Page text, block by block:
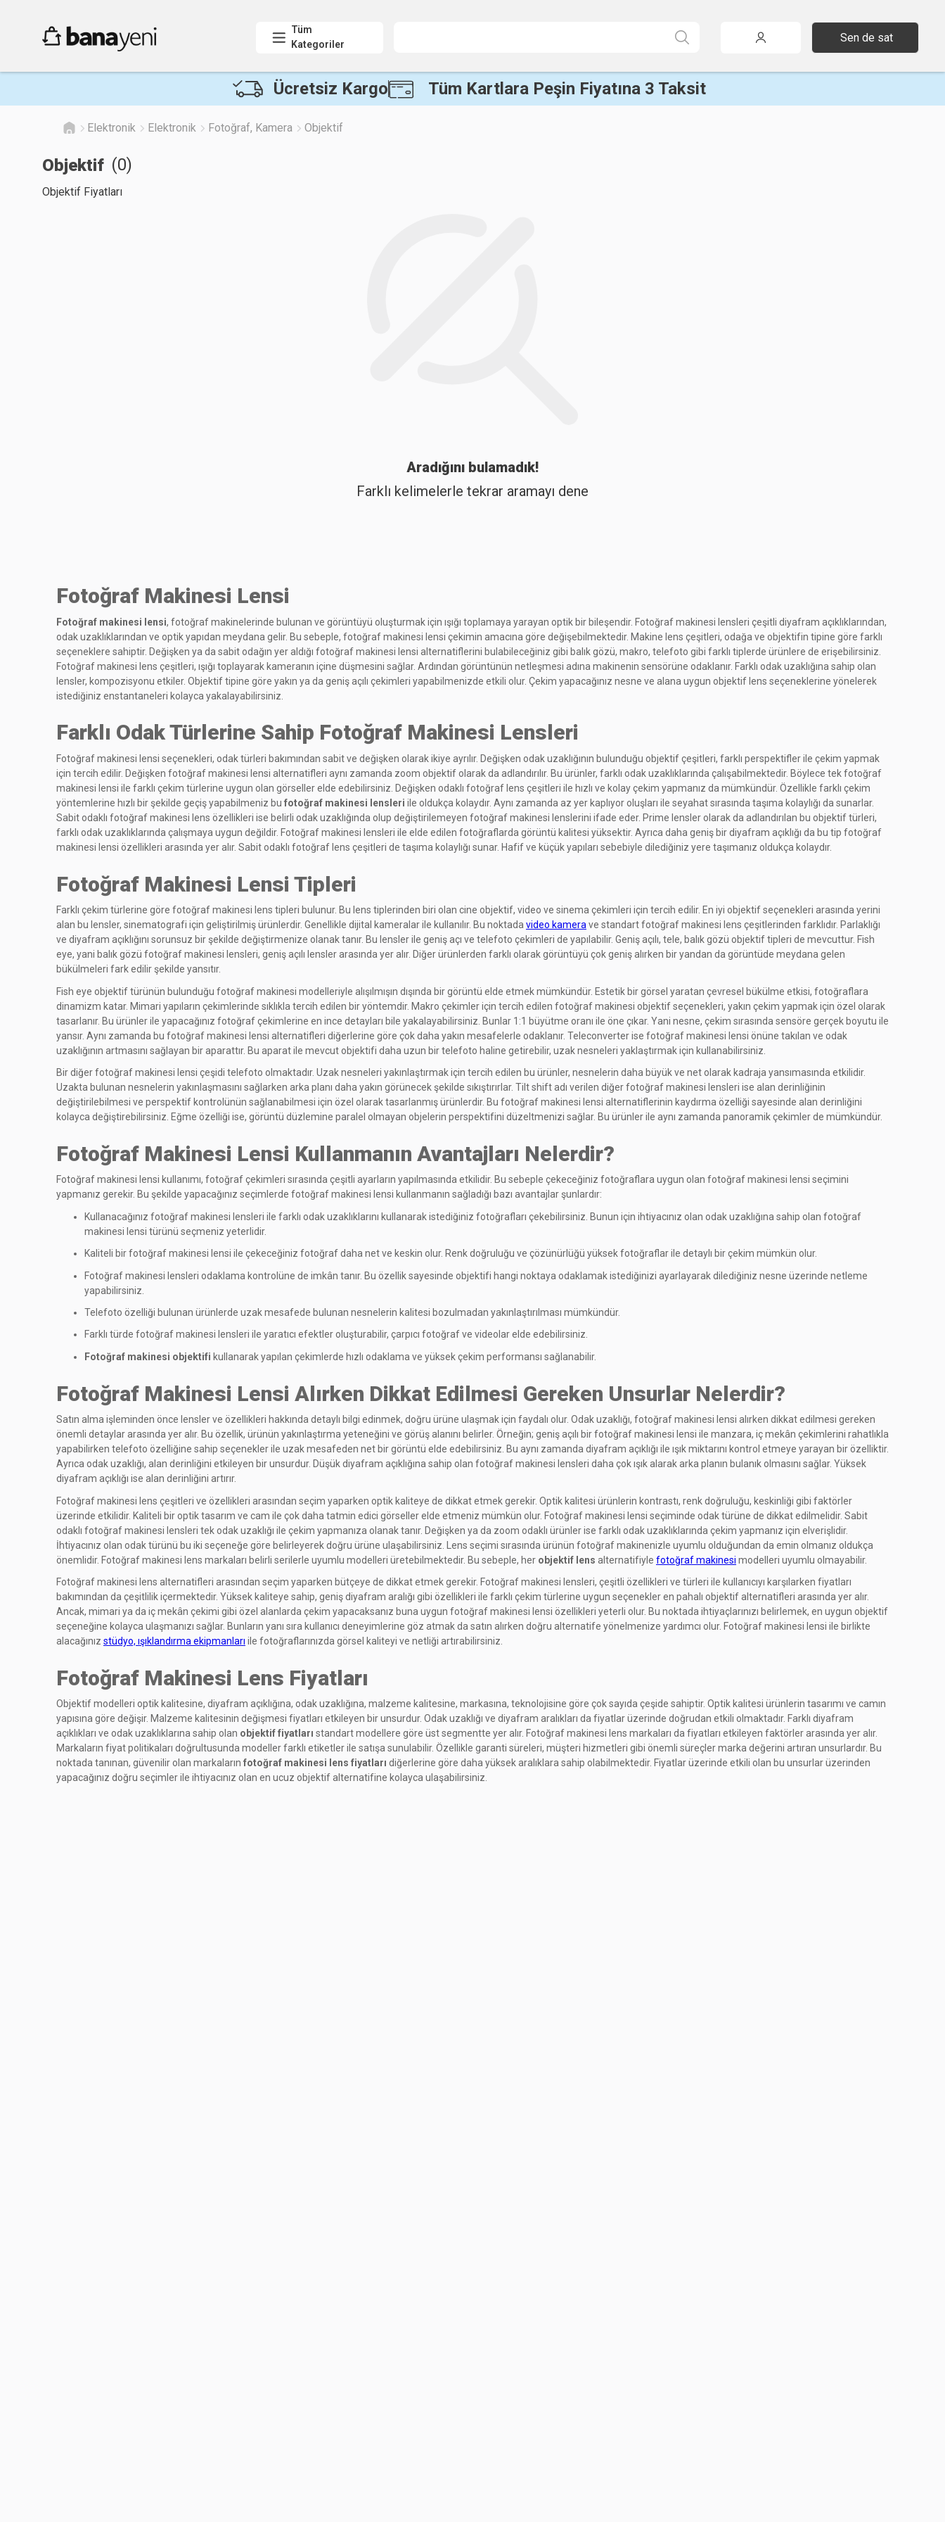
Tüm
Kategoriler
Sen de sat
Ücretsiz Kargo Tüm Kartlara Peşin Fiyatına 3 Taksit
Elektronik Elektronik Fotoğraf, Kamera Objektif
Objektif (0)
Objektif Fiyatları
Aradığını bulamadık!
Farklı kelimelerle tekrar aramayı dene
Fotoğraf Makinesi Lensi
Fotoğraf makinesi lensi, fotoğraf makinelerinde bulunan ve görüntüyü oluşturmak için ışığı toplamaya yarayan optik bir bileşendir. Fotoğraf makinesi lensleri çeşitli diyafram açıklıklarından,
odak uzaklıklarından ve optik yapıdan meydana gelir. Bu sebeple, fotoğraf makinesi lensi çekimin amacına göre değişebilmektedir. Makine lens çeşitleri, odağa ve objektifin tipine göre farklı
seçeneklere sahiptir. Değişken ya da sabit odağın yer aldığı fotoğraf makinesi lensi alternatiflerini bulabileceğiniz gibi balık gözü, makro, telefoto gibi farklı tiplerde ürünlere de erişebilirsiniz.
Fotoğraf makinesi lens çeşitleri, ışığı toplayarak kameranın içine düşmesini sağlar. Ardından görüntünün netleşmesi adına makinenin sensörüne odaklanır. Farklı odak uzaklığına sahip olan
lensler, kompozisyonu etkiler. Objektif tipine göre yakın ya da geniş açılı çekimleri yapabilmenizde etkili olur. Çekim yapacağınız nesne ve alana uygun objektif lens seçeneklerine yönelerek
istediğiniz enstantaneleri kolayca yakalayabilirsiniz.
Farklı Odak Türlerine Sahip Fotoğraf Makinesi Lensleri
Fotoğraf makinesi lensi seçenekleri, odak türleri bakımından sabit ve değişken olarak ikiye ayrılır. Değişken odak uzaklığının bulunduğu objektif çeşitleri, farklı perspektifler ile çekim yapmak
için tercih edilir. Değişken fotoğraf makinesi lensi alternatifleri aynı zamanda zoom objektif olarak da adlandırılır. Bu ürünler, farklı odak uzaklıklarında çalışabilmektedir. Böylece tek fotoğraf
makinesi lensi ile farklı çekim türlerine uygun olan görseller elde edebilirsiniz. Değişken odaklı fotoğraf lens çeşitleri ile hızlı ve kolay çekim yapmanız da mümkündür. Özellikle farklı çekim
yöntemlerine hızlı bir şekilde geçiş yapabilmeniz bu fotoğraf makinesi lensleri ile oldukça kolaydır. Aynı zamanda az yer kaplıyor oluşları ile seyahat sırasında taşıma kolaylığı da sunarlar.
Sabit odaklı fotoğraf makinesi lens özellikleri ise belirli odak uzaklığında olup değiştirilemeyen fotoğraf makinesi lenslerini ifade eder. Prime lensler olarak da adlandırılan bu objektif türleri,
farklı odak uzaklıklarında çalışmaya uygun değildir. Fotoğraf makinesi lensleri ile elde edilen fotoğraflarda görüntü kalitesi yüksektir. Ayrıca daha geniş bir diyafram açıklığı da bu tip fotoğraf
makinesi lensi özellikleri arasında yer alır. Sabit odaklı fotoğraf lens çeşitleri de taşıma kolaylığı sunar. Hafif ve küçük yapıları sebebiyle dilediğiniz yere taşımanız oldukça kolaydır.
Fotoğraf Makinesi Lensi Tipleri
Farklı çekim türlerine göre fotoğraf makinesi lens tipleri bulunur. Bu lens tiplerinden biri olan cine objektif, video ve sinema çekimleri için tercih edilir. En iyi objektif seçenekleri arasında yerini
alan bu lensler, sinematografi için geliştirilmiş ürünlerdir. Genellikle dijital kameralar ile kullanılır. Bu noktadavideo kamerave standart fotoğraf makinesi lens çeşitlerinden farklıdır. Parlaklığı
ve diyafram açıklığını sorunsuz bir şekilde değiştirmenize olanak tanır. Bu lensler ile geniş açı ve telefoto çekimleri de yapılabilir. Geniş açılı, tele, balık gözü objektif tipleri de mevcuttur. Fish
eye, yani balık gözü fotoğraf makinesi lensleri, geniş açılı lensler arasında yer alır. Diğer ürünlerden farklı olarak görüntüyü çok geniş alırken bir yandan da görüntüde meydana gelen
bükülmeleri fark edilir şekilde yansıtır.
Fish eye objektif türünün bulunduğu fotoğraf makinesi modelleriyle alışılmışın dışında bir görüntü elde etmek mümkündür. Estetik bir görsel yaratan çevresel bükülme etkisi, fotoğraflara
dinamizm katar. Mimari yapıların çekimlerinde sıklıkla tercih edilen bir yöntemdir. Makro çekimler için tercih edilen fotoğraf makinesi objektif seçenekleri, yakın çekim yapmak için özel olarak
tasarlanır. Bu ürünler ile yapacağınız fotoğraf çekimlerine en ince detayları bile yakalayabilirsiniz. Bunlar 1:1 büyütme oranı ile öne çıkar. Yani nesne, çekim sırasında sensöre gerçek boyutu ile
yansır. Aynı zamanda bu fotoğraf makinesi lensi alternatifleri diğerlerine göre çok daha yakın mesafelerle odaklanır. Teleconverter ise fotoğraf makinesi lensi önüne takılan ve odak
uzaklığının artmasını sağlayan bir aparattır. Bu aparat ile mevcut objektifi daha uzun bir telefoto haline getirebilir, uzak nesneleri yaklaştırmak için kullanabilirsiniz.
Bir diğer fotoğraf makinesi lensi çeşidi telefoto olmaktadır. Uzak nesneleri yakınlaştırmak için tercih edilen bu ürünler, nesnelerin daha büyük ve net olarak kadraja yansımasında etkilidir.
Uzakta bulunan nesnelerin yakınlaşmasını sağlarken arka planı daha yakın görünecek şekilde sıkıştırırlar. Tilt shift adı verilen diğer fotoğraf makinesi lensleri ise alan derinliğinin
değiştirilebilmesi ve perspektif kontrolünün sağlanabilmesi için özel olarak tasarlanmış ürünlerdir. Bu fotoğraf makinesi lensi alternatiflerinin kaydırma özelliği sayesinde alan derinliğini
kolayca değiştirebilirsiniz. Eğme özelliği ise, görüntü düzlemine paralel olmayan objelerin perspektifini düzeltmenizi sağlar. Bu ürünler ile aynı zamanda panoramik çekimler de mümkündür.
Fotoğraf Makinesi Lensi Kullanmanın Avantajları Nelerdir?
Fotoğraf makinesi lensi kullanımı, fotoğraf çekimleri sırasında çeşitli ayarların yapılmasında etkilidir. Bu sebeple çekeceğiniz fotoğraflara uygun olan fotoğraf makinesi lensi seçimini
yapmanız gerekir. Bu şekilde yapacağınız seçimlerde fotoğraf makinesi lensi kullanmanın sağladığı bazı avantajlar şunlardır:
Kullanacağınız fotoğraf makinesi lensleri ile farklı odak uzaklıklarını kullanarak istediğiniz fotoğrafları çekebilirsiniz. Bunun için ihtiyacınız olan odak uzaklığına sahip olan fotoğraf
makinesi lensi türünü seçmeniz yeterlidir.
Kaliteli bir fotoğraf makinesi lensi ile çekeceğiniz fotoğraf daha net ve keskin olur. Renk doğruluğu ve çözünürlüğü yüksek fotoğraflar ile detaylı bir çekim mümkün olur.
Fotoğraf makinesi lensleri odaklama kontrolüne de imkân tanır. Bu özellik sayesinde objektifi hangi noktaya odaklamak istediğinizi ayarlayarak dilediğiniz nesne üzerinde netleme
yapabilirsiniz.
Telefoto özelliği bulunan ürünlerde uzak mesafede bulunan nesnelerin kalitesi bozulmadan yakınlaştırılması mümkündür.
Farklı türde fotoğraf makinesi lensleri ile yaratıcı efektler oluşturabilir, çarpıcı fotoğraf ve videolar elde edebilirsiniz.
Fotoğraf makinesi objektifi kullanarak yapılan çekimlerde hızlı odaklama ve yüksek çekim performansı sağlanabilir.
Fotoğraf Makinesi Lensi Alırken Dikkat Edilmesi Gereken Unsurlar Nelerdir?
Satın alma işleminden önce lensler ve özellikleri hakkında detaylı bilgi edinmek, doğru ürüne ulaşmak için faydalı olur. Odak uzaklığı, fotoğraf makinesi lensi alırken dikkat edilmesi gereken
önemli detaylar arasında yer alır. Bu özellik, ürünün yakınlaştırma yeteneğini ve görüş alanını belirler. Örneğin; geniş açılı bir fotoğraf makinesi lensi ile manzara, iç mekân çekimlerini rahatlıkla
yapabilirken telefoto özelliğine sahip seçenekler ile uzak mesafeden net bir görüntü elde edebilirsiniz. Bu aynı zamanda diyafram açıklığı ile ışık miktarını kontrol etmeye yarayan bir özelliktir.
Ayrıca odak uzaklığı, alan derinliğini etkileyen bir unsurdur. Düşük diyafram açıklığına sahip olan fotoğraf makinesi lensleri daha çok ışık alarak arka planın bulanık olmasını sağlar. Yüksek
diyafram açıklığı ise alan derinliğini artırır.
Fotoğraf makinesi lens çeşitleri ve özellikleri arasından seçim yaparken optik kaliteye de dikkat etmek gerekir. Optik kalitesi ürünlerin kontrastı, renk doğruluğu, keskinliği gibi faktörler
üzerinde etkilidir. Kaliteli bir optik tasarım ve cam ile çok daha tatmin edici görseller elde etmeniz mümkün olur. Fotoğraf makinesi lensi seçiminde odak türüne de dikkat edilmelidir. Sabit
odaklı fotoğraf makinesi lensleri tek odak uzaklığı ile çekim yapmanıza olanak tanır. Değişken ya da zoom odaklı ürünler ise farklı odak uzaklıklarında çekim yapmanız için elverişlidir.
İhtiyacınız olan odak türünü bu iki seçeneğe göre belirleyerek doğru ürüne ulaşabilirsiniz. Lens seçimi sırasında ürünün fotoğraf makinenizle uyumlu olduğundan da emin olmanız oldukça
önemlidir. Fotoğraf makinesi lens markaları belirli serilerle uyumlu modelleri üretebilmektedir. Bu sebeple, her objektif lens alternatifiyle fotoğraf makinesi modelleri uyumlu olmayabilir.
Fotoğraf makinesi lens alternatifleri arasından seçim yaparken bütçeye de dikkat etmek gerekir. Fotoğraf makinesi lensleri, çeşitli özellikleri ve türleri ile kullanıcıyı karşılarken fiyatları
bakımından da çeşitlilik içermektedir. Yüksek kaliteye sahip, geniş diyafram aralığı gibi özellikleri ile farklı çekim türlerine uygun seçenekler en pahalı objektif alternatifleri arasında yer alır.
Ancak, mimari ya da iç mekân çekimi gibi özel alanlarda çekim yapacaksanız buna uygun fotoğraf makinesi lensi özellikleri yeterli olur. Bu noktada ihtiyaçlarınızı belirlemek, en uygun objektif
seçeneğine kolayca ulaşmanızı sağlar. Bunların yanı sıra kullanıcı deneyimlerine göz atmak da satın alırken doğru alternatife yönelmenize yardımcı olur. Fotoğraf makinesi lensi ile birlikte
alacağınız stüdyo, ışıklandırma ekipmanları ile fotoğraflarınızda görsel kaliteyi ve netliği artırabilirsiniz.
Fotoğraf Makinesi Lens Fiyatları
Objektif modelleri optik kalitesine, diyafram açıklığına, odak uzaklığına, malzeme kalitesine, markasına, teknolojisine göre çok sayıda çeşide sahiptir. Optik kalitesi ürünlerin tasarımı ve camın
yapısına göre değişir. Malzeme kalitesinin değişmesi fiyatları etkileyen bir unsurdur. Odak uzaklığı ve diyafram aralıkları da fiyatlar üzerinde doğrudan etkili olmaktadır. Farklı diyafram
açıklıkları ve odak uzaklıklarına sahip olan objektif fiyatları standart modellere göre üst segmentte yer alır. Fotoğraf makinesi lens markaları da fiyatları etkileyen faktörler arasında yer alır.
Markaların fiyat politikaları doğrultusunda modeller farklı etiketler ile satışa sunulabilir. Özellikle garanti süreleri, müşteri hizmetleri gibi önemli süreçler marka değerini artıran unsurlardır. Bu
noktada tanınan, güvenilir olan markaların fotoğraf makinesi lens fiyatları diğerlerine göre daha yüksek aralıklara sahip olabilmektedir. Fiyatlar üzerinde etkili olan bu unsurlar üzerinden
yapacağınız doğru seçimler ile ihtiyacınız olan en ucuz objektif alternatifine kolayca ulaşabilirsiniz.